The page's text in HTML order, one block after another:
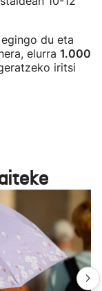
du eta
elurra 1.000
iritsi